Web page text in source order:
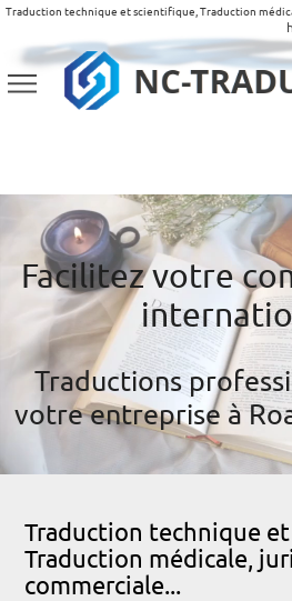
Traduction technique et scientifique, Traduction
Facilitez votre
Traductions
votre entreprise à
Traduction technique
Traduction médicale,
commerciale...